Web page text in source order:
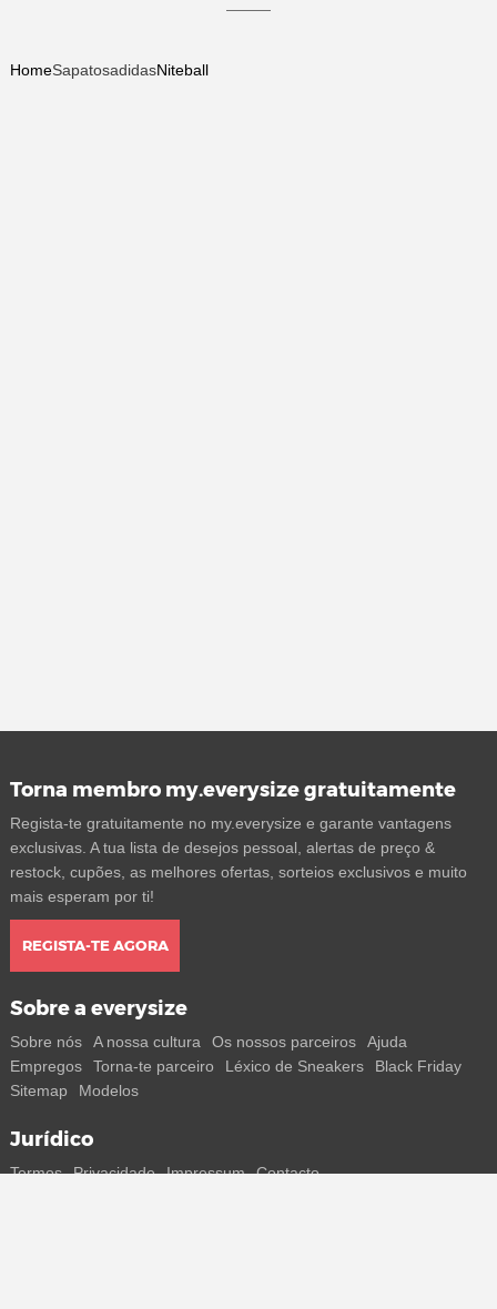
HomeSapatosadidasNiteball
Torna membro my.everysize gratuitamente
Regista-te gratuitamente no my.everysize e garante vantagens
exclusivas. A tua lista de desejos pessoal, alertas de preço &
restock, cupões, as melhores ofertas, sorteios exclusivos e muito
mais esperam por ti!
REGISTA-TE AGORA
Sobre a everysize
Sobre nós A nossa cultura Os nossos parceiros
Ajuda
Empregos
Torna-te parceiro Léxico de Sneakers
Black Friday
Sitemap
Modelos
Jurídico
Termos Privacidade Impressum Contacto